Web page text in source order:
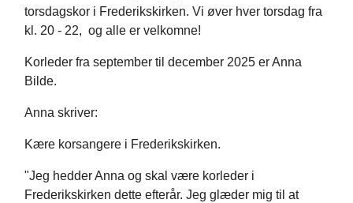
torsdagskor i Frederikskirken. Vi øver hver torsdag fra
kl. 20 - 22, og alle er velkomne!
Korleder fra september til december 2025 er Anna
Bilde.
Anna skriver:
Kære korsangere i Frederikskirken.
"Jeg hedder Anna og skal være korleder i
Frederikskirken dette efterår. Jeg glæder mig til at